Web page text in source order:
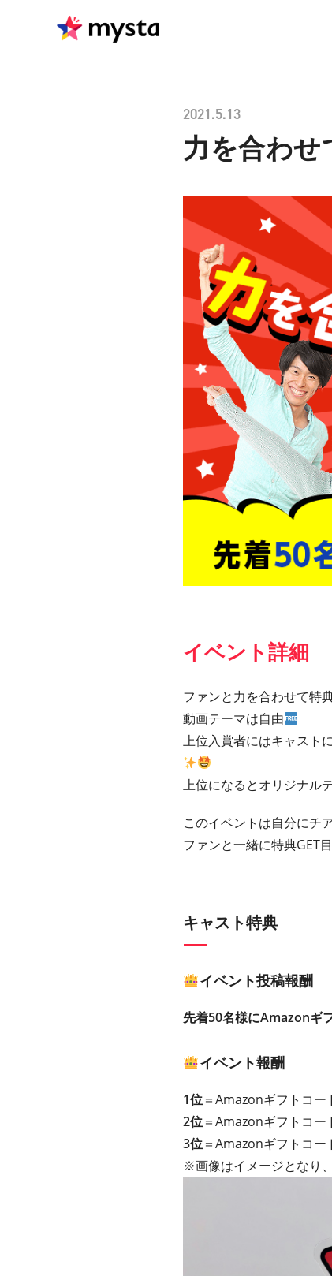
2021.5.13
力を合わせ
イベント詳細
ファンと力を合わせて特
動画テーマは自由
上位入賞者にはキャスト
上位になるとオリジナル
このイベントは自分にチ
ファンと一緒に特典GET
キャスト特典
イベント投稿報酬
先着50名様にAmazonギ
イベント報酬
1位＝Amazonギフトコ
2位＝Amazonギフトコ
3位＝Amazonギフトコ
※画像はイメージとなり